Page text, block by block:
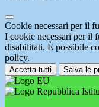
Cookie necessari per il
I cookie necessari per il
disabilitati. È possibile
policy.
Accetta tutti Salva le